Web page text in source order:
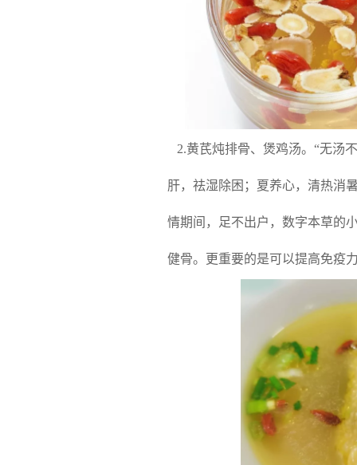
2.黄芪炖排骨、煲鸡汤。 “无汤
肝，祛湿除困；夏养心，清热消
情期间，足不出户，数字本草的
健骨。更重要的是可以提高免疫